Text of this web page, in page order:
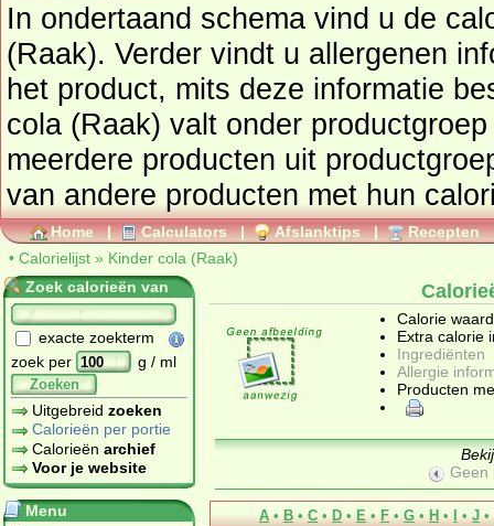
In ondertaand schema vind u de
(Raak). Verder vindt u allergenen
het product, mits deze informatie beschikbaar is. Het Kinder
cola (Raak) valt onder
meerdere producten uit
Home | Calculators | Afslanktips | Recepten
• Calorielijst » Kinder cola (Raak)
Zoek calorieën van
exacte zoekterm
zoek per
g / ml
Zoeken
Uitgebreid zoeken
Calorieën per portie
Calorieën archief
Voor je website
Menu
Calorie
Extra calorie
Ingrediënten
Allergie
Producten
Geen
A • B • C • D • E • F • G • H • I • J •